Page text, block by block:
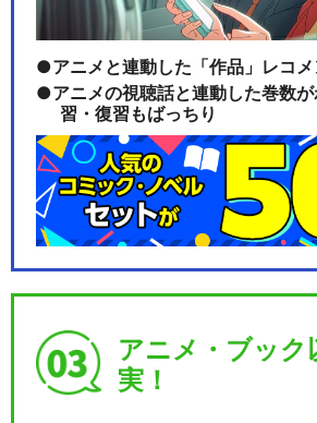
アニメと連動した「作品」レコ
アニメの視聴話と連動した巻数
習・復習もばっちり
アニメ・ブック
実！